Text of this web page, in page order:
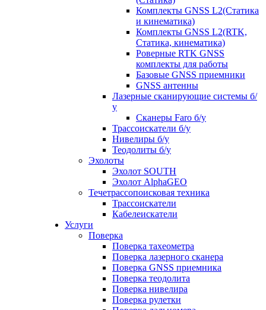
Комплекты GNSS L2(Статика
и кинематика)
Комплекты GNSS L2(RTK,
Статика, кинематика)
Роверные RTK GNSS
комплекты для работы
Базовые GNSS приемники
GNSS антенны
Лазерные сканирующие системы б/
у
Сканеры Faro б/у
Трассоискатели б/у
Нивелиры б/у
Теодолиты б/у
Эхолоты
Эхолот SOUTH
Эхолот AlphaGEO
Течетрассопоисковая техника
Трассоискатели
Кабелеискатели
Услуги
Поверка
Поверка тахеометра
Поверка лазерного сканера
Поверка GNSS приемника
Поверка теодолита
Поверка нивелира
Поверка рулетки